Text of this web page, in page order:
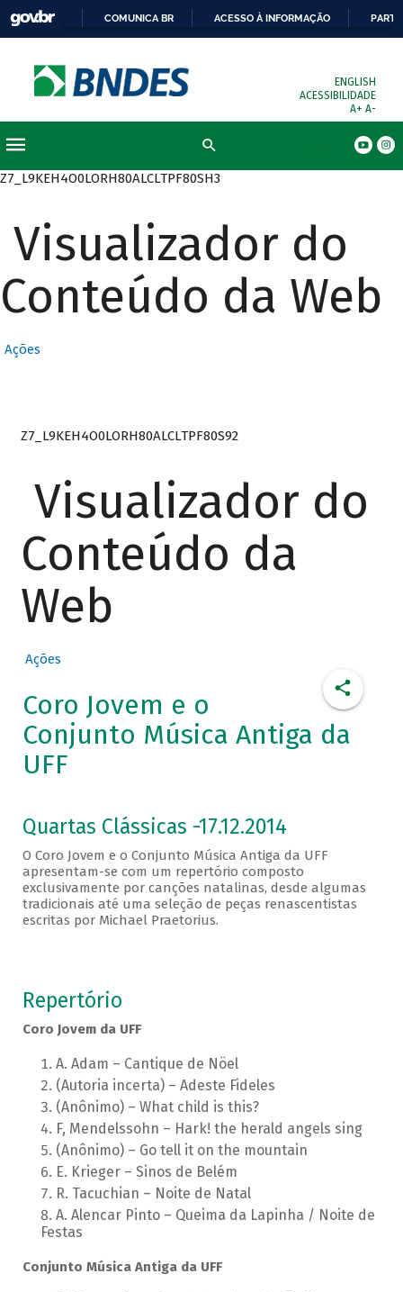
COMUNICA BR ACESSO À INFORMAÇÃO
ENGLISH
ACESSIBILIDADE
A+ A-
Z7_L9KEH4O0LORH80ALCLTPF80SH3
Visualizador do
Conteúdo da Web
Ações
Z7_L9KEH4O0LORH80ALCLTPF80S92
Visualizador do
Conteúdo da
Web
Ações
Coro Jovem e o
Conjunto Música Antiga da
UFF
Quartas Clássicas -17.12.2014
O Coro Jovem e o Conjunto Música Antiga da UFF
apresentam-se com um repertório composto
exclusivamente por canções natalinas, desde algumas
tradicionais até uma seleção de peças renascentistas
escritas por Michael Praetorius.
Repertório
Coro Jovem da UFF
A. Adam – Cantique de Nöel
(Autoria incerta) – Adeste Fideles
(Anônimo) – What child is this?
F, Mendelssohn – Hark! the herald angels sing
(Anônimo) – Go tell it on the mountain
E. Krieger – Sinos de Belém
R. Tacuchian – Noite de Natal
A. Alencar Pinto – Queima da Lapinha / Noite de
Festas
Conjunto Música Antiga da UFF